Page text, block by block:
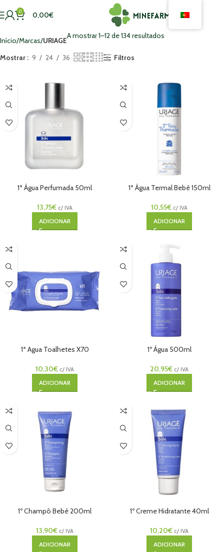
0 0,00€
Início Marcas URIAGE
A mostrar 1–12 de 134 resultados
Mostrar 9 24 36 Filtros
1ª Água Perfumada 50ml
13,75€ c/ IVA
ADICIONAR
1ª Água Termal Bebé 150ml
10,55€ c/ IVA
ADICIONAR
1ª Agua Toalhetes X70
10,30€ c/ IVA
ADICIONAR
1º Água 500ml
20,95€ c/ IVA
ADICIONAR
1º Champô Bebé 200ml
13,90€ c/ IVA
ADICIONAR
1º Creme Hidratante 40ml
10,20€ c/ IVA
ADICIONAR